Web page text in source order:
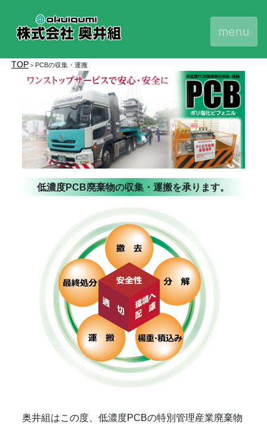
menu
TOP＞PCBの収集・運搬
低濃度PCB廃棄物の収集・運搬を承ります。
奥井組はこの度、低濃度PCBの特別管理産業廃棄物